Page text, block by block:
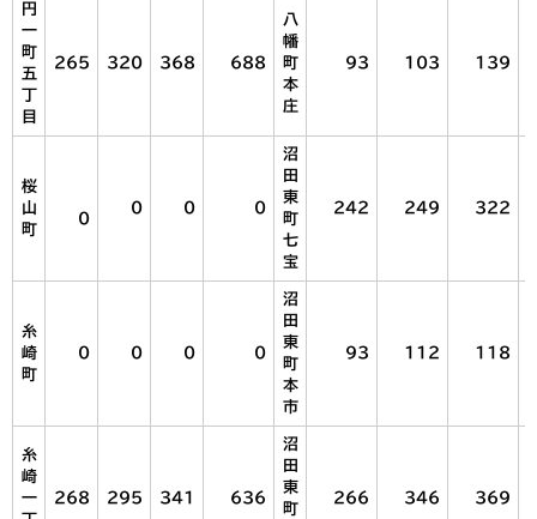
円
一
町
五
目
265 320 368 688
八
幡
町
本
庄
93 103 139
桜
山
町
0
0 0 0
沼
田
東
町
七
宝
242 249 322
糸
崎
町
0 0 0 0
沼
田
東
町
本
市
93 112 118
糸
崎
一
268 295 341 636
沼
田
東
町
266 346 369